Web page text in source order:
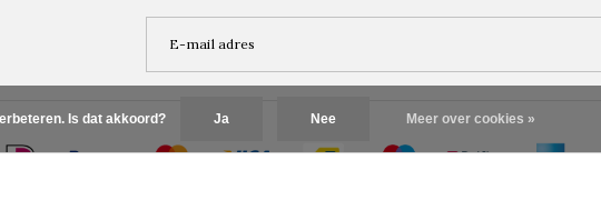
Is dat akkoord? Ja Nee Meer over cookies »